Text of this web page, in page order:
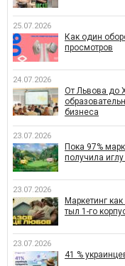
25.07.2026
Как один
просмотров
24.07.2026
От Львова до
бизнеса
23.07.2026
Пока 97%
получила
23.07.2026
Маркетинг
тыл 1-го
23.07.2026
41 %